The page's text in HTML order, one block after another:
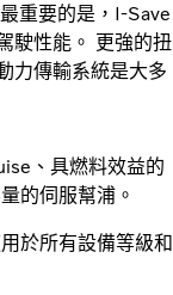
重要的是，I-Save
駛性能。 更強的扭
力傳輸系統是大多
、具燃料效益的
的伺服幫浦。
於所有設備等級和